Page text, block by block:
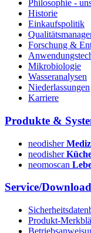
Philosophie -
Historie
Einkaufspolitik
Forschung &
Mikrobiologie
Wasseranalysen
Niederlassungen
Karriere
Produkte &
neodisher
neodisher
neomoscan
Service/
Produkt-